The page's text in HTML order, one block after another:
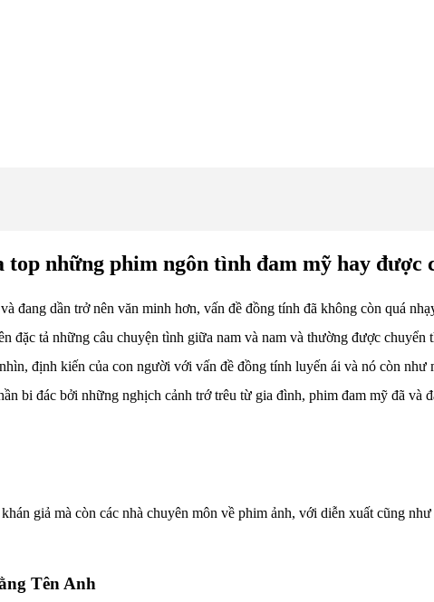
những phim ngôn tình đam mỹ hay được
đang dần trở nên văn minh hơn, vấn đề đồng tính đã không còn quá
đặc tả những câu chuyện tình giữa nam và nam và thường được
định kiến của con người với vấn đề đồng tính luyến ái và nó còn
bi đác bởi những nghịch cảnh trớ trêu từ gia đình, phim đam mỹ đã
giả mà còn các nhà chuyên môn về phim ảnh, với diễn xuất cũng
Tên Anh